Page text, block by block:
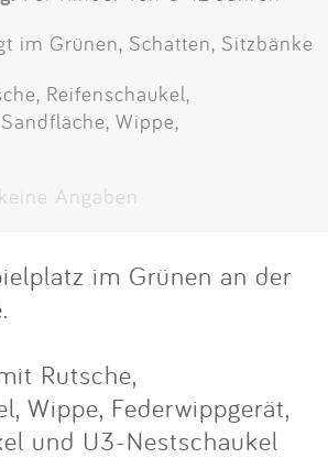
im Grünen, Schatten, Sitzbänke
Reifenschaukel,
Wippe,
keine Angaben
im Grünen an der
Rutsche,
Wippe, Federwippgerät,
und U3-Nestschaukel